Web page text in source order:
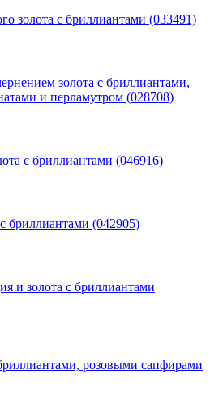
золота с бриллиантами (033491)
золота с бриллиантами,
и перламутром (028708)
с бриллиантами (046916)
бриллиантами (042905)
и золота с бриллиантами
розовыми сапфирами